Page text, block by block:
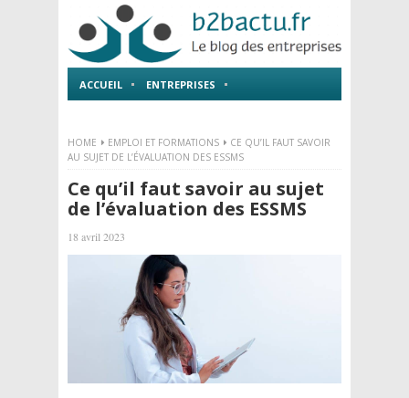
ACCUEIL ENTREPRISES
HOME EMPLOI ET FORMATIONS
CE QU’IL FAUT SAVOIR
AU SUJET DE L’ÉVALUATION DES ESSMS
Ce qu’il faut savoir au sujet
de l’évaluation des ESSMS
18 avril 2023